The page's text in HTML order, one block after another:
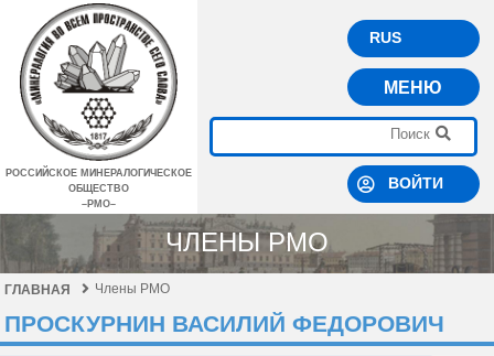
РОССИЙСКОЕ МИНЕРАЛОГИЧЕСКОЕ
ОБЩЕСТВО
–РМО–
RUS
МЕНЮ
ВОЙТИ
ЧЛЕНЫ РМО
ГЛАВНАЯ Члены РМО
ПРОСКУРНИН ВАСИЛИЙ ФЕДОРОВИЧ